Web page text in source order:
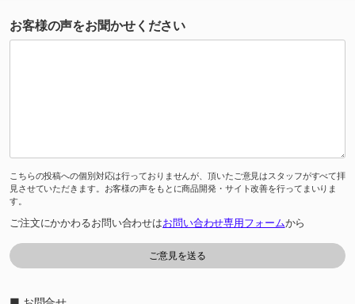
お客様の声をお聞かせください
こちらの投稿への個別対応は行っておりませんが、頂いたご意見はスタッフがすべて拝
見させていただきます。お客様の声をもとに商品開発・サイト改善を行ってまいりま
す。
ご注文にかかわるお問い合わせはお問い合わせ専用フォームから